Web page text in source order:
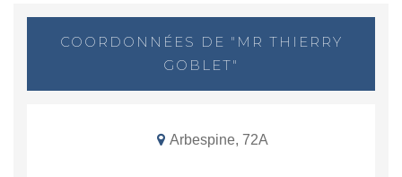
COORDONNÉES DE "MR THIERRY
GOBLET"
Arbespine, 72A